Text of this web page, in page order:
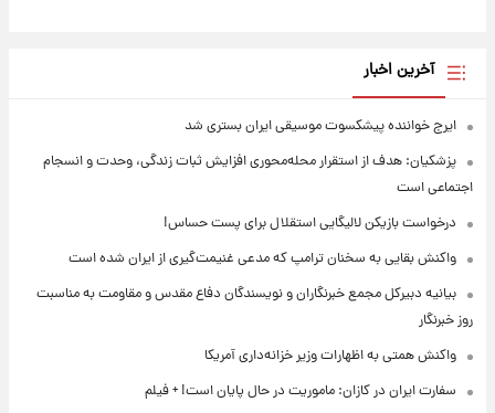
آخرین اخبار
ایرج خواننده پیشکسوت موسیقی ایران بستری شد
پزشکیان: هدف از استقرار محله‌محوری افزایش ثبات زندگی، وحدت و انسجام
اجتماعی است
درخواست بازیکن لالیگایی استقلال برای پست حساس!
واکنش بقایی به سخنان ترامپ که مدعی غنیمت‌گیری از ایران شده است
بیانیه دبیرکل مجمع خبرنگاران و نویسندگان دفاع مقدس و مقاومت به مناسبت
روز خبرنگار
واکنش همتی به اظهارات وزیر خزانه‌داری آمریکا
سفارت ایران در کازان: ماموریت در حال پایان است! + فیلم